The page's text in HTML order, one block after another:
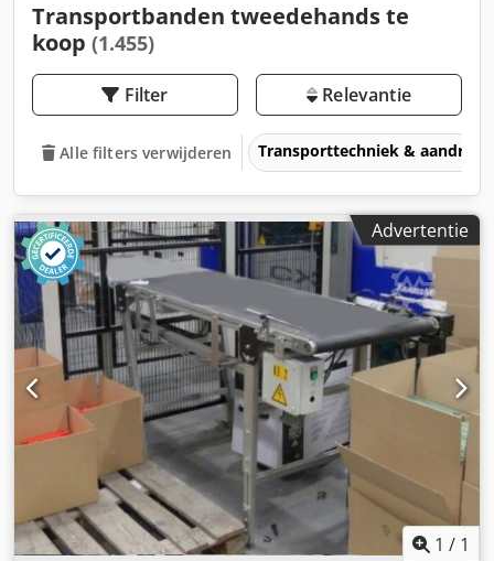
Transportbanden tweedehands te
koop (1.455)
Filter Relevantie
Alle filters verwijderen Transporttechniek &
Advertentie
1 / 1